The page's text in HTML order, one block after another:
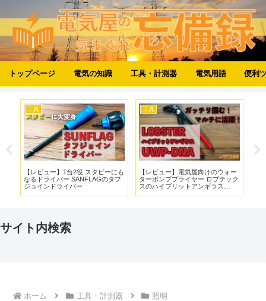
トップページ 電気の知識 工具・計測器 電気用語 便利
工具
【レビュー】1台2役 スタビーにも
なるドライバー SANFLAGのタフ
ジョインドライバー
工具
【レビュー】電気屋向けのウォー
ターポンププライヤー ロブテック
スのハイブリットアンギラス
サイト内検索
ホーム 工具・計測器 照明